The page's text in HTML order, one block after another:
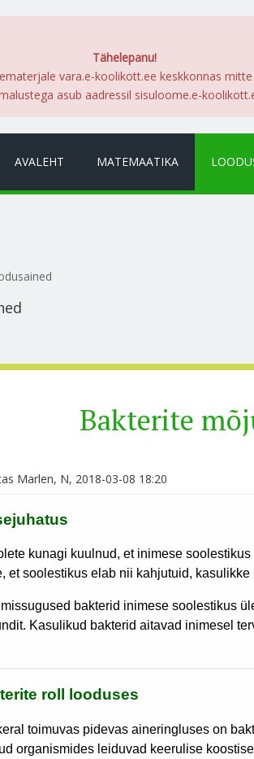
Tähelepanu!
vara.e-koolikott.ee keskkonnas
asub aadressil sisuloome.e-
AVALEHT MATEMAATIKA
Bakterite
Marlen, N, 2018-03-08 18:20